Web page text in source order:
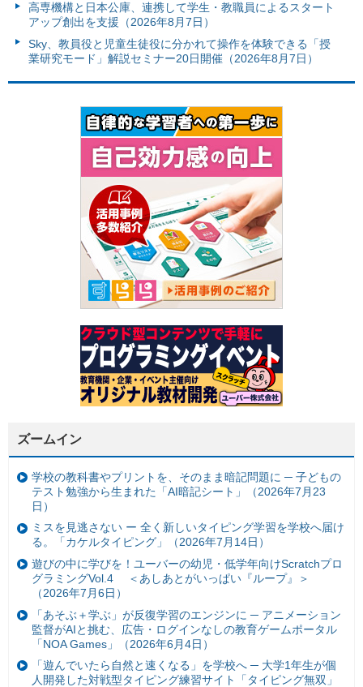
高専機構と日本公庫、連携して学生・教職員によるスタート
アップ創出を支援（2026年8月7日）
Sky、教員役と児童生徒役に分かれて操作を体験できる「授
業研究モード」解説セミナー20日開催（2026年8月7日）
ズームイン
学校の教科書やプリントを、そのまま暗記問題に ─ 子どもの
テスト勉強から生まれた「AI暗記シート」（2026年7月23
日）
ミスを見逃さない ー 全く新しいタイピング学習を学校へ届け
る。「カケルタイピング」（2026年7月14日）
遊びの中に学びを！ユーバーの幼児・低学年向けScratchプロ
グラミングVol.4 ＜あしあとがいっぱい『ループ』＞
（2026年7月6日）
「あそぶ＋学ぶ」が反復学習のエンジンに ─ アニメーション
監督がAIと挑む、広告・ログインなしの教育ゲームポータル
「NOA Games」（2026年6月4日）
「遊んでいたら自然と速くなる」を学校へ ─ 大学1年生が個
人開発した対戦型タイピング練習サイト「タイピング無双」